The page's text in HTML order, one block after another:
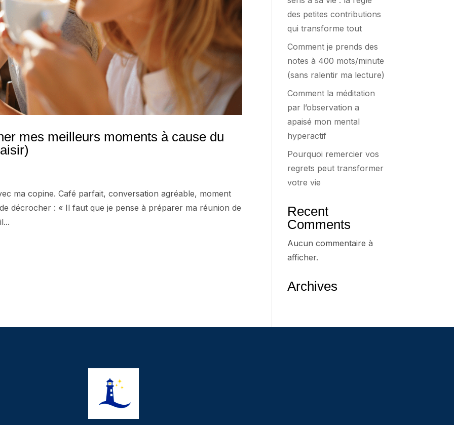
mes meilleurs moments à cause du
ma copine. Café parfait, conversation agréable, moment
décrocher : « Il faut que je pense à préparer ma réunion de
des petites contributions
qui transforme tout
Comment je prends des
notes à 400 mots/minute
(sans ralentir ma lecture)
Comment la méditation
par l’observation a
apaisé mon mental
hyperactif
Pourquoi remercier vos
regrets peut transformer
votre vie
Recent
Comments
Aucun commentaire à
afficher.
Archives